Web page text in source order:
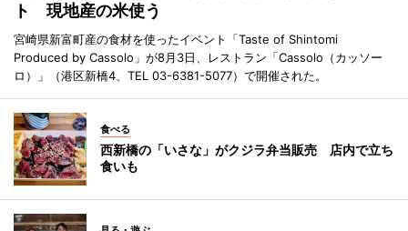
ト 現地産の米使う
宮崎県新富町産の食材を使ったイベント「Taste of Shintomi
Produced by Cassolo」が8月3日、レストラン「Cassolo（カッソー
ロ）」（港区新橋4、TEL 03-6381-5077）で開催された。
食べる
西新橋の「いさな」がクジラ弁当販売 店内で立ち
食いも